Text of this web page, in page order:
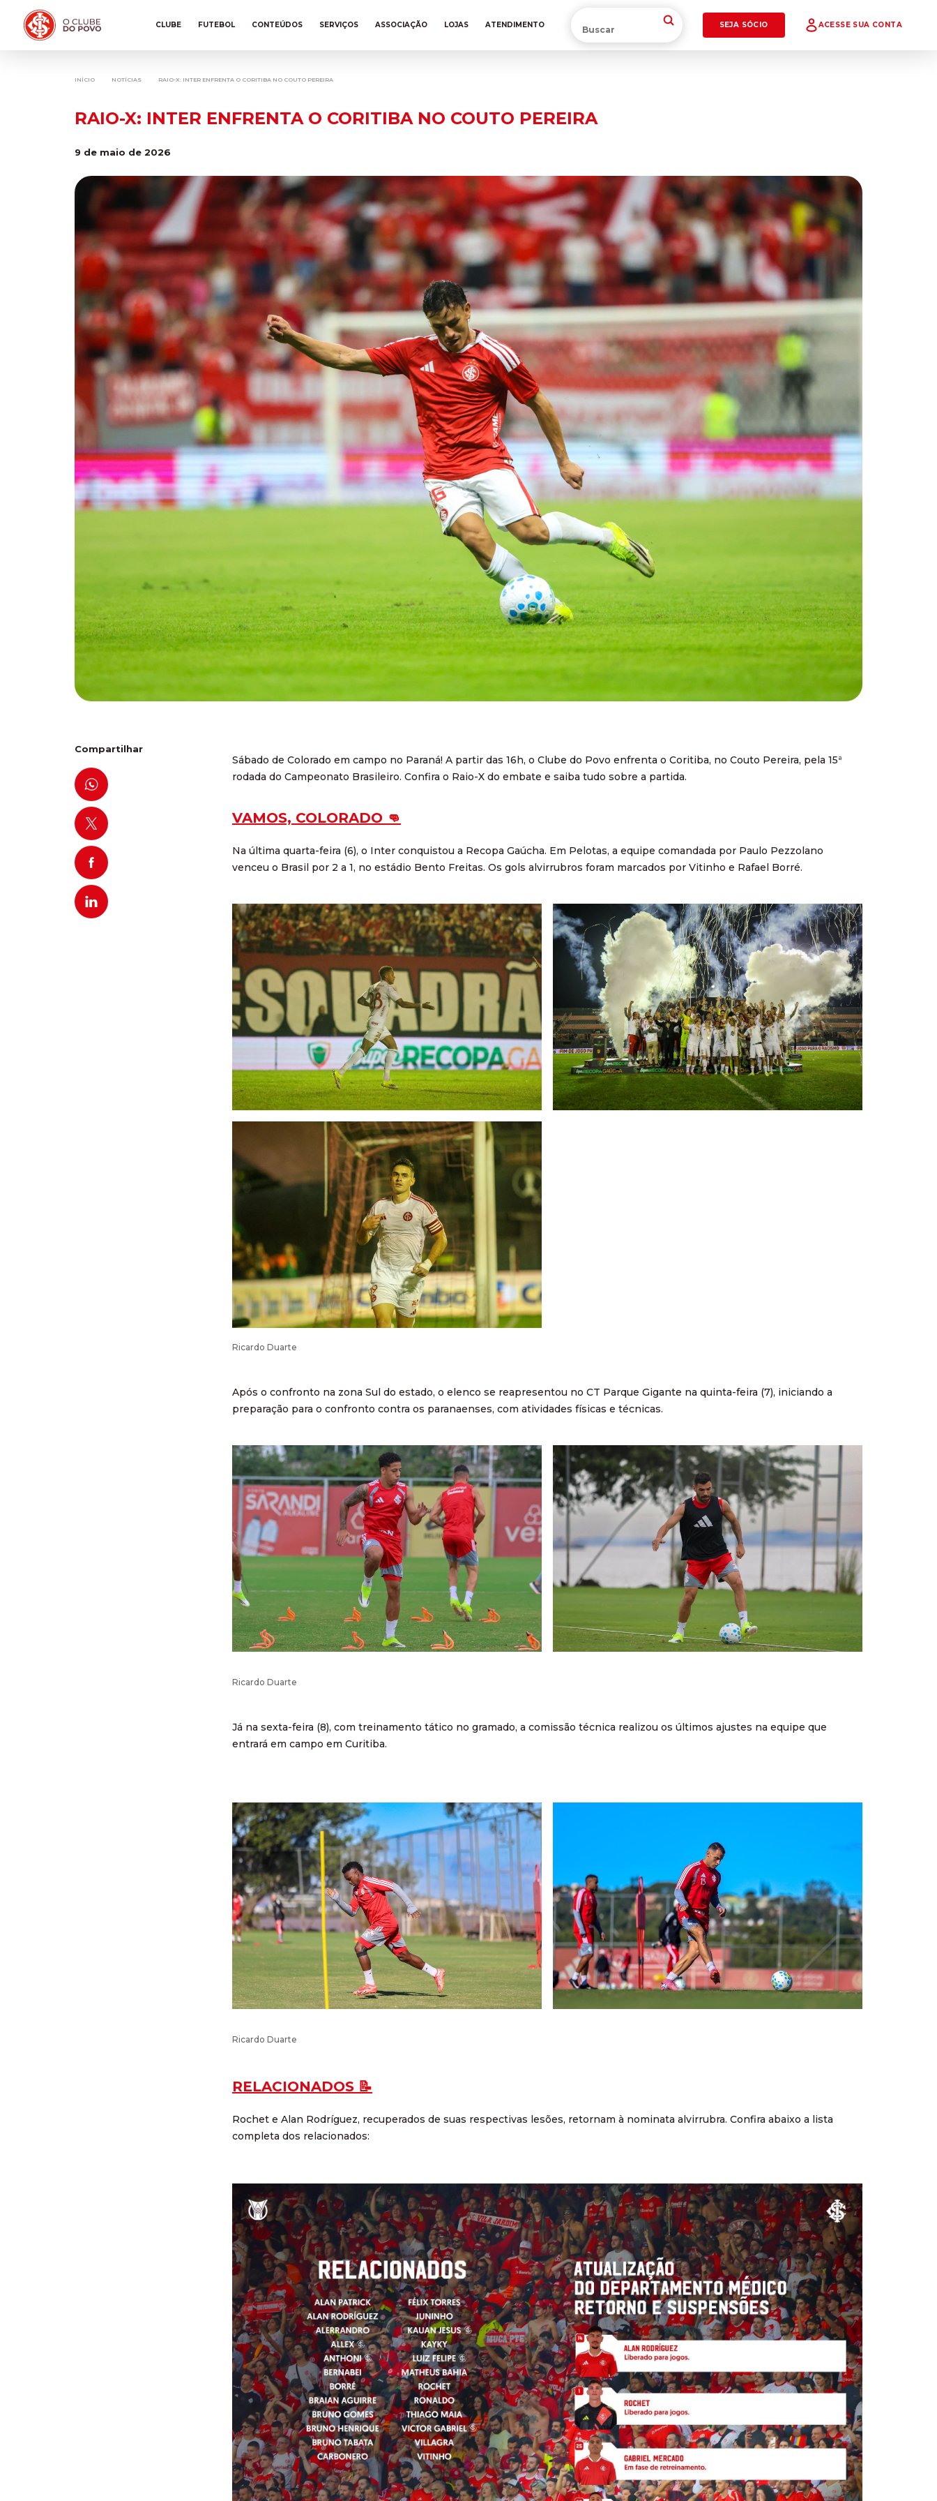
CLUBE FUTEBOL CONTEÚDOS SERVIÇOS ASSOCIAÇÃO LOJAS ATENDIMENTO SEJA SÓCIO ACESSE SUA CONTA
INÍCIO NOTÍCIAS RAIO-X: INTER ENFRENTA O CORITIBA NO COUTO PEREIRA
RAIO-X: INTER ENFRENTA O CORITIBA NO COUTO PEREIRA
9 de maio de 2026
Compartilhar
Sábado de Colorado em campo no Paraná! A partir das 16h, o Clube do Povo enfrenta o Coritiba, no Couto Pereira, pela 15ª
rodada do Campeonato Brasileiro. Confira o Raio-X do embate e saiba tudo sobre a partida.
VAMOS, COLORADO 👊
Na última quarta-feira (6), o Inter conquistou a Recopa Gaúcha. Em Pelotas, a equipe comandada por Paulo Pezzolano
venceu o Brasil por 2 a 1, no estádio Bento Freitas. Os gols alvirrubros foram marcados por Vitinho e Rafael Borré.
Ricardo Duarte
Após o confronto na zona Sul do estado, o elenco se reapresentou no CT Parque Gigante na quinta-feira (7), iniciando a
preparação para o confronto contra os paranaenses, com atividades físicas e técnicas.
Ricardo Duarte
Já na sexta-feira (8), com treinamento tático no gramado, a comissão técnica realizou os últimos ajustes na equipe que
entrará em campo em Curitiba.
Ricardo Duarte
RELACIONADOS 📝
Rochet e Alan Rodríguez, recuperados de suas respectivas lesões, retornam à nominata alvirrubra. Confira abaixo a lista
completa dos relacionados: